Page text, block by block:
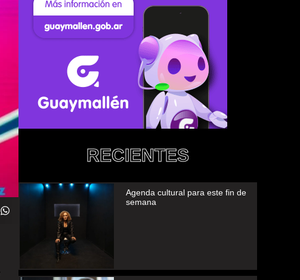
RECIENTES
Agenda cultural para este fin de
semana